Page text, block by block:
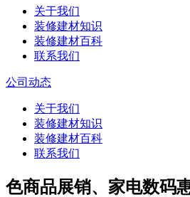
关于我们
装修建材知识
装修建材百科
联系我们
公司动态
关于我们
装修建材知识
装修建材百科
联系我们
色商品展销、家电数码